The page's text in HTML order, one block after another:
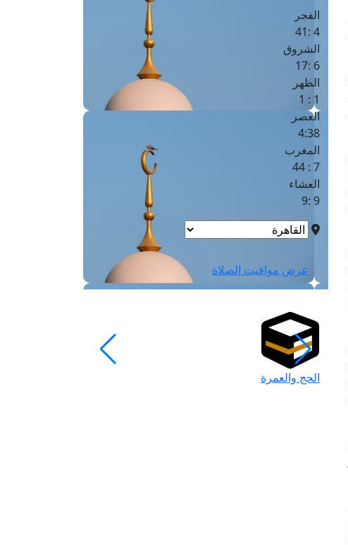
الفجر
4 :41
الشروق
6 :17
الظهر
1 : 1
العصر
4:38
المغرب
7 : 44
العشاء
9 :9
عرض مواقيت الصلاة
الحج والعمرة